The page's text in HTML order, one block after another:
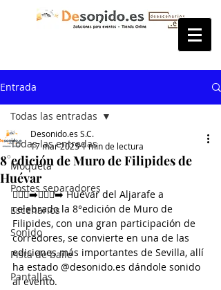
Entrada
Todas las entradas
Moqueta
Postes separadores
Escenarios
Sonido
Pista de baile
Pantallas
Todas las entradas
8°edición de Muro de Filipides de
Huévar
Desonido.es S.C.
17 mar 20251 min de lectura
🏃🏾‍♂️‍➡️🏃🏼‍♀️‍➡️ Huévar del Aljarafe a
celebrado la 8°edición de Muro de
Filipides, con una gran participación de
corredores, se convierte en una de las
ediciones más importantes de Sevilla, allí
ha estado @desonido.es dándole sonido
al evento.